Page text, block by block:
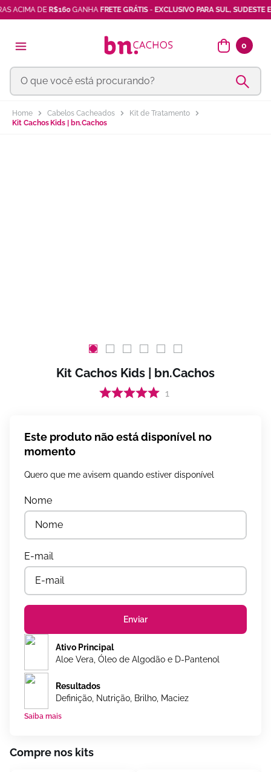
ACIMA DER$160GANHAFRETE GRÁTIS-EXCLUSIVO PARA SUL, SUDESTE E
0
O que você está procurando?
Cabelos Cacheados
Kit de Tratamento
Kit Cachos Kids | bn.Cachos
Kit Cachos Kids | bn.Cachos
1
Este produto não está disponível no
momento
Enviar
Ativo Principal
Aloe Vera, Óleo de Algodão e D-Pantenol
Resultados
Definição, Nutrição, Brilho, Maciez
Saiba mais
Compre nos kits
7º shampoo
10 ativador cachos